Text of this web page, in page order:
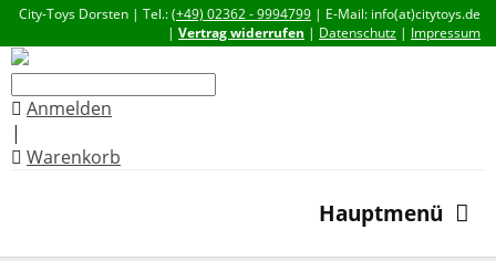
City-Toys Dorsten | Tel.:(+49) 02362 - 9994799 | E-Mail: info(at)citytoys.de
| Vertrag widerrufen | Datenschutz | Impressum
Anmelden
|
Warenkorb
Hauptmenü